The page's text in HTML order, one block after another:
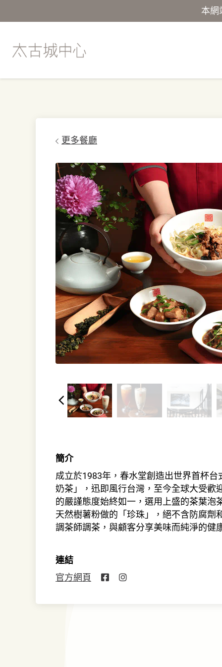
本網
簡介
成立於1983年，春水堂創造出世界首杯
奶茶」，迅即風行台灣，至今全球大受歡
的嚴謹態度始終如一，選用上盛的茶葉泡
天然樹薯粉做的「珍珠」，絕不含防腐劑
調茶師調茶，與顧客分享美味而純淨的健
連結
官方網頁
更多餐廳